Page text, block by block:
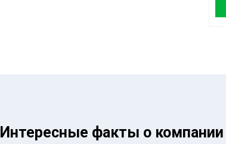
Интересные факты о